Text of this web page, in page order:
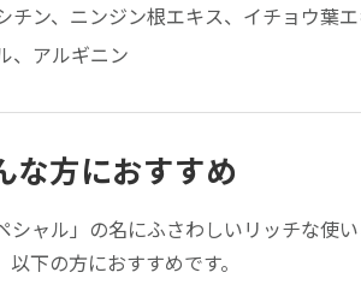
チン、ニンジン根エキス、イチョウ葉
、アルギニン
な方におすすめ
ペシャル」の名にふさわしいリッチな
以下の方におすすめです。